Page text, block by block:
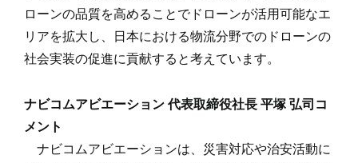
ローンの品質を高めることでドローンが活用可能なエ
リアを拡大し、日本における物流分野でのドローンの
社会実装の促進に貢献すると考えています。
ナビコムアビエーション 代表取締役社長 平塚 弘司コ
メント
ナビコムアビエーションは、災害対応や治安活動に